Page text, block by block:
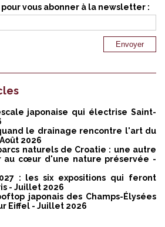
vous abonner à la newsletter :
japonaise qui électrise Saint-
quand le drainage rencontre l'art du
2026
naturels de Croatie : une autre
au cœur d'une nature préservée -
: les six expositions qui feront
- Juillet 2026
japonais des Champs-Élysées
Eiffel - Juillet 2026